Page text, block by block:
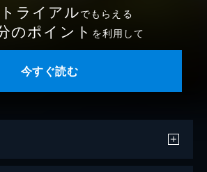
ライアルでもらえる
のポイント を利用して
今すぐ読む